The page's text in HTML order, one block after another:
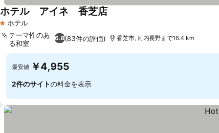
1 ホテルのランク
ホテル
ホテル アイネ 香芝店
6.8(83件の評価)
テーマ性のあ
る和室
香芝市, 河内長野まで16.4 km
最安値 ￥4,955
2件のサイトの料金を表示